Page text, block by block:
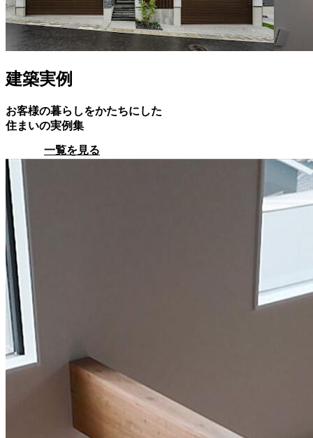
建築実例
お客様の暮らしをかたちにした
住まいの実例集
一覧を見る